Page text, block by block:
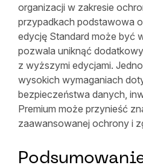
organizacji w zakresie
przypadkach podstawowa
edycję Standard może być
pozwala uniknąć
z wyższymi edycjami.
wysokich wymaganiach
bezpieczeństwa danych,
Premium może przynieść
zaawansowanej ochrony i